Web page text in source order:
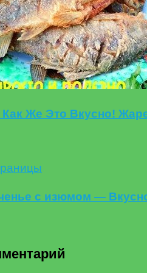
Же Это Вкусно!
с изюмом —